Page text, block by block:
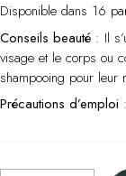
Disponible dans 16
Conseils beauté : Il
visage et le corps ou
shampooing pour leur
Précautions d’emploi